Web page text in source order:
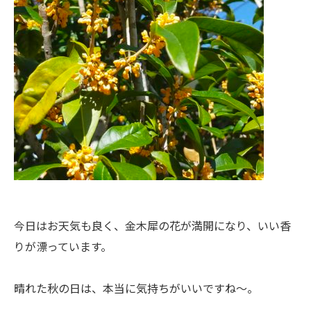
今日はお天気も良く、金木犀の花が満開になり、いい香
りが漂っています。
晴れた秋の日は、本当に気持ちがいいですね～。